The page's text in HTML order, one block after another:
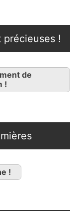
précieuses !
de
!
!